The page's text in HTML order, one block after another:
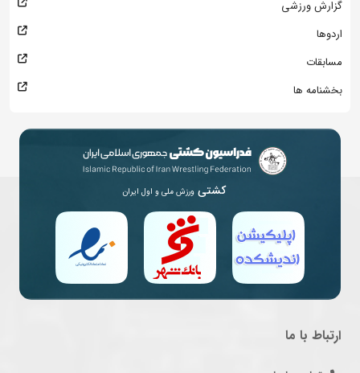
گزارش ورزشی
اردوها
مسابقات
بخشنامه ها
کشتی ورزش ملی و اول ایران
ارتباط با ما